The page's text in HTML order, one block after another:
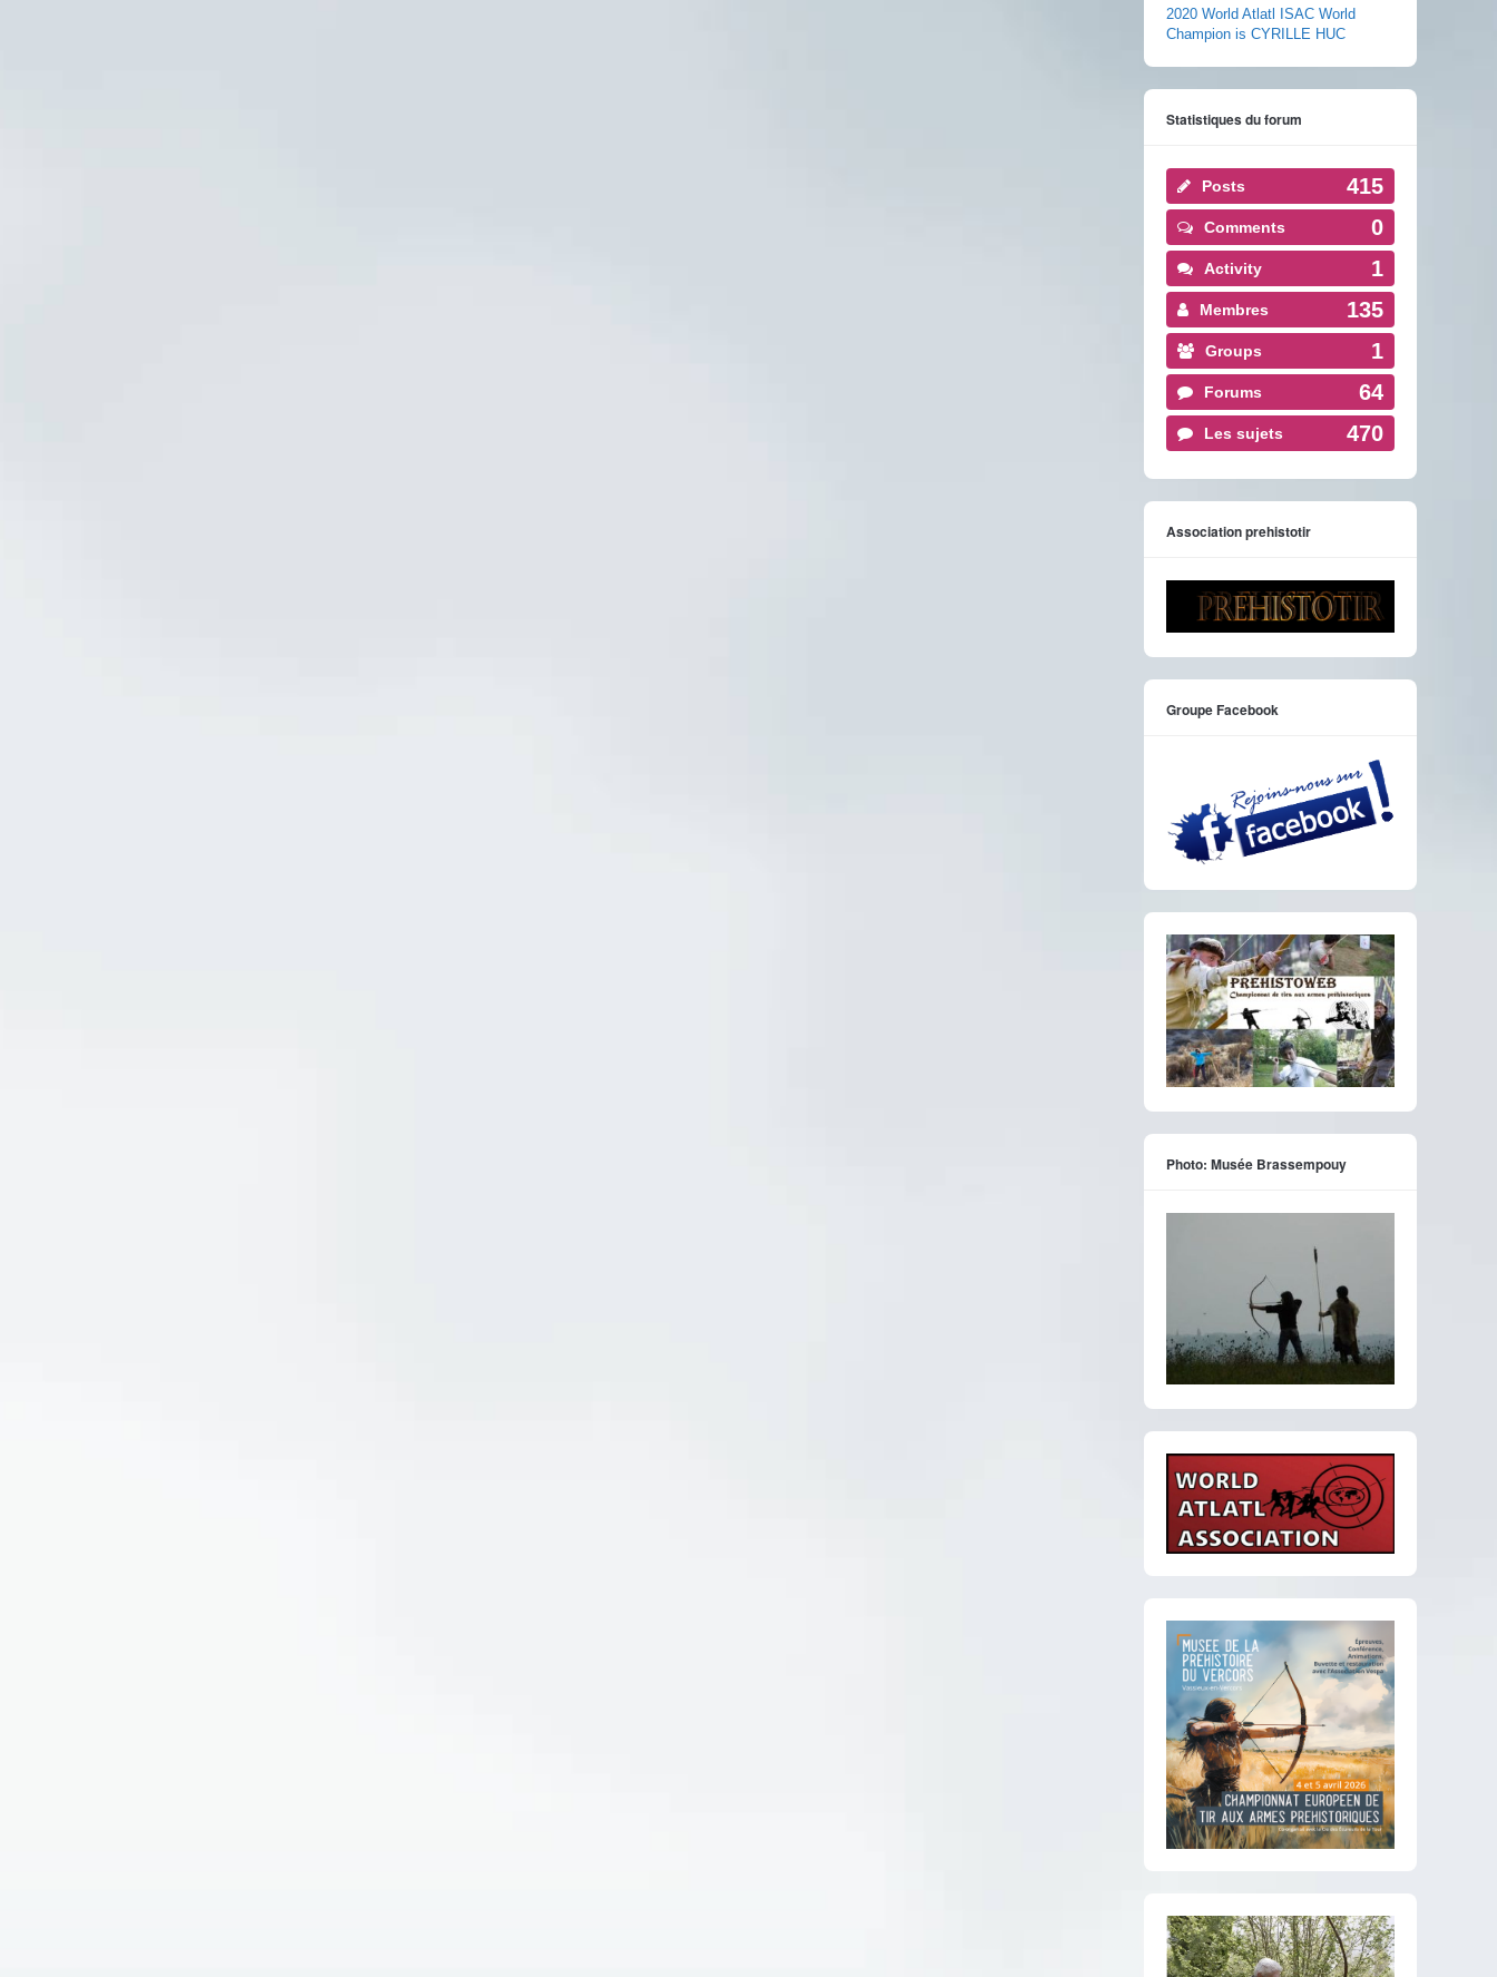
2020 World Atlatl ISAC World
Champion is CYRILLE HUC
Statistiques du forum
Posts 415
Comments 0
Activity 1
Membres 135
Groups 1
Forums 64
Les sujets 470
Association prehistotir
Groupe Facebook
Photo: Musée Brassempouy